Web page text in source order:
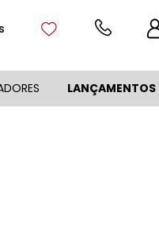
LANÇAMENTOS